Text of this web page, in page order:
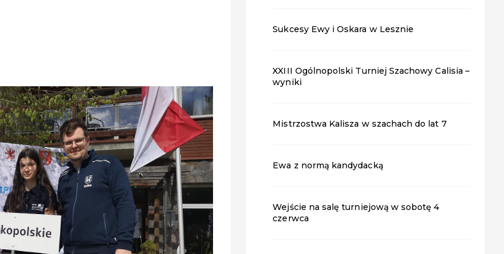
Sukcesy Ewy i Oskara w Lesznie
XXIII Ogólnopolski Turniej Szachowy Calisia –
wyniki
Mistrzostwa Kalisza w szachach do lat 7
Ewa z normą kandydacką
Wejście na salę turniejową w sobotę 4
czerwca